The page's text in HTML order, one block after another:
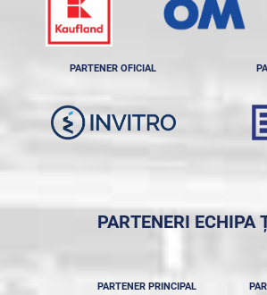
PARTENER OFICIAL
PARTENERI ECHIPA
PARTENER PRINCIPAL